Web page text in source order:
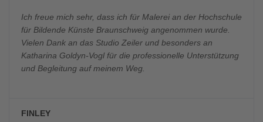
Ich freue mich sehr, dass ich für Malerei an der Hochschule
für Bildende Künste Braunschweig angenommen wurde.
Vielen Dank an das Studio Zeiler und besonders an
Katharina Goldyn-Vogl für die professionelle Unterstützung
und Begleitung auf meinem Weg.
FINLEY